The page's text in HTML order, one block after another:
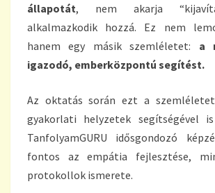
állapotát, nem akarja
alkalmazkodik hozzá. Ez nem
hanem egy másik szemléletet: a
igazodó, emberközpontú segítést.
Az oktatás során ezt a
gyakorlati helyzetek segítségével
TanfolyamGURU idősgondozó
fontos az empátia fejlesztése,
protokollok ismerete.